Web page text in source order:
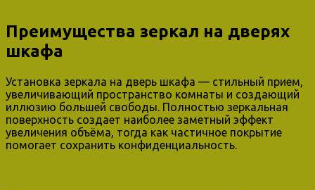
Преимущества зеркал на дверях
шкафа
Установка зеркала на дверь шкафа — стильный прием,
увеличивающий пространство комнаты и создающий
иллюзию большей свободы. Полностью зеркальная
поверхность создает наиболее заметный эффект
увеличения объёма, тогда как частичное покрытие
помогает сохранить конфиденциальность.